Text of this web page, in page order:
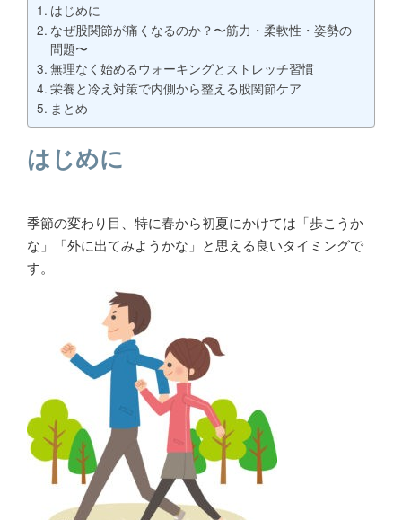
はじめに
なぜ股関節が痛くなるのか？〜筋力・柔軟性・姿勢の
問題〜
無理なく始めるウォーキングとストレッチ習慣
栄養と冷え対策で内側から整える股関節ケア
まとめ
はじめに
季節の変わり目、特に春から初夏にかけては「歩こうか
な」「外に出てみようかな」と思える良いタイミングで
す。